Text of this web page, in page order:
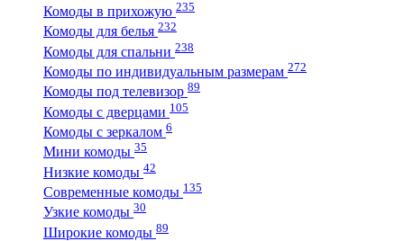
Комоды в прихожую 235
Комоды для белья 232
Комоды для спальни 238
Комоды по индивидуальным размерам 272
Комоды под телевизор 89
Комоды с дверцами 105
Комоды с зеркалом 6
Мини комоды 35
Низкие комоды 42
Современные комоды 135
Узкие комоды 30
Широкие комоды 89